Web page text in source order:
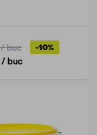
/ buc -10%
/ buc